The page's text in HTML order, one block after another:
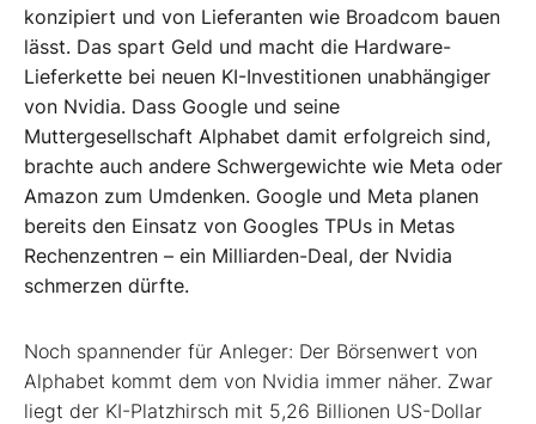
konzipiert und von Lieferanten wie Broadcom bauen
lässt. Das spart Geld und macht die Hardware-
Lieferkette bei neuen KI-Investitionen unabhängiger
von Nvidia. Dass Google und seine
Muttergesellschaft Alphabet damit erfolgreich sind,
brachte auch andere Schwergewichte wie Meta oder
Amazon zum Umdenken. Google und Meta planen
bereits den Einsatz von Googles TPUs in Metas
Rechenzentren – ein Milliarden-Deal, der Nvidia
schmerzen dürfte.
Noch spannender für Anleger: Der Börsenwert von
Alphabet kommt dem von Nvidia immer näher. Zwar
liegt der KI-Platzhirsch mit 5,26 Billionen US-Dollar